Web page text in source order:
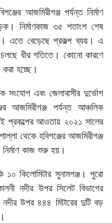
আজমিরীগঞ্জ পর্যন্ত নির্মাণ
নির্মাণকাজ ৩৫ শতাংশ শেষ
এতে বেড়েছে প্রকল্প ব্যয়। এ
চলছে ধীর গতিতে। কোনো কারণে
হচ্ছে।
সংযোগ এবং জেলাবাসীর দুর্ভোগ
আজমিরীগঞ্জ পর্যন্ত আঞ্চলিক
প্রকল্পের আওতায় ২০২১ সালের
থেকে হবিগঞ্জের আজমিরীগঞ্জ
কাজ শুরু হয়।
১০ কিলোমিটার সুনামগঞ্জ। পুরো
নদীর উপর সিলেট বিভাগের
নদীর উপর ৪৪৪ মিটারের দুটি বড়